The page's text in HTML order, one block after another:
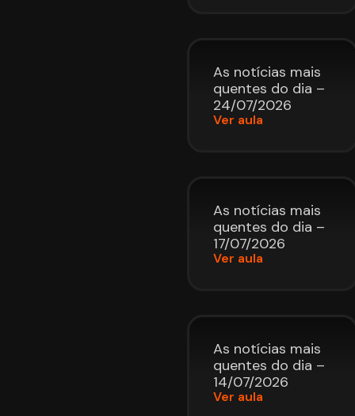
As notícias mais
quentes do dia –
24/07/2026
Ver aula
As notícias mais
quentes do dia –
17/07/2026
Ver aula
As notícias mais
quentes do dia –
14/07/2026
Ver aula